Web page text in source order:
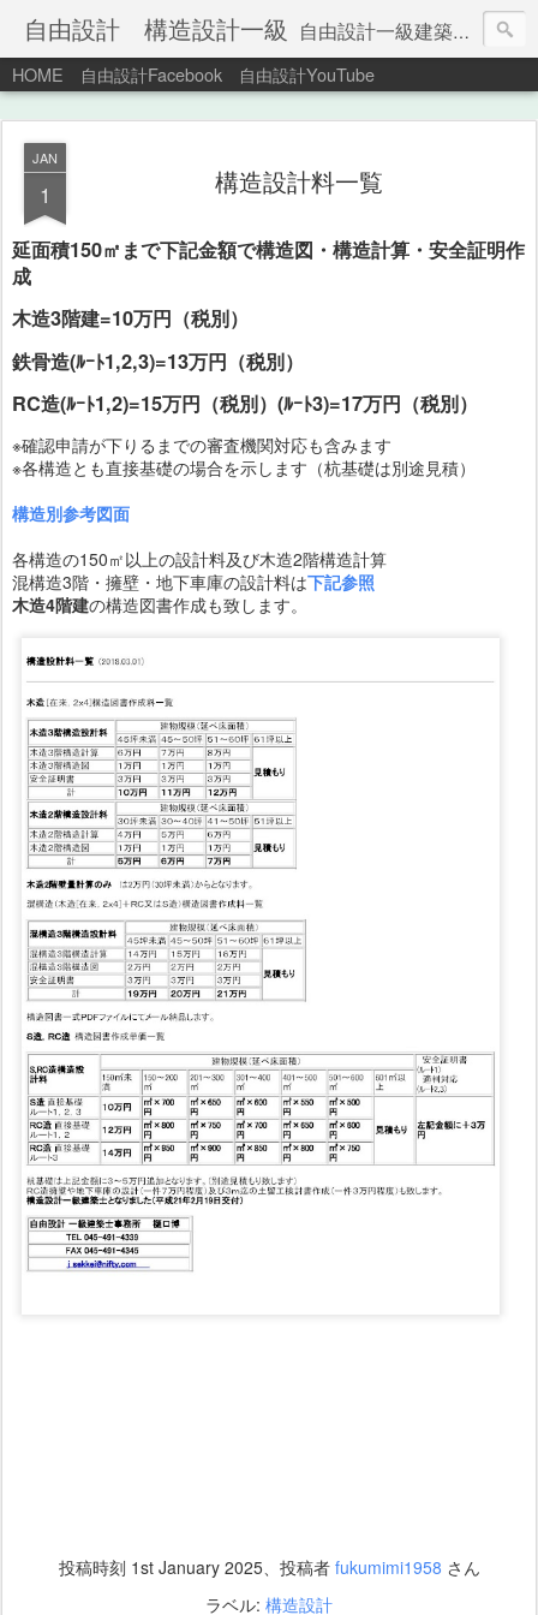
自由設計 構造設計一級 自由設計一級建築士事務所 j_sekkei@nifty.com 〒221-0803 横浜市神奈川区中丸45 ℡045-491-4339 樋口 博
HOME 自由設計Facebook 自由設計YouTube
JAN
1 構造設計料一覧
延面積150㎡まで下記金額で構造図・構造計算・安全証明作
成
木造3階建=10万円（税別）
鉄骨造(ﾙｰﾄ1,2,3)=13万円（税別）
RC造(ﾙｰﾄ1,2)=15万円（税別）(ﾙｰﾄ3)=17万円（税別）
※確認申請が下りるまでの審査機関対応も含みます
※各構造とも直接基礎の場合を示します（杭基礎は別途見積）
構造別参考図面
各構造の150㎡以上の設計料及び木造2階構造計算
混構造3階・擁壁・地下車庫の設計料は下記参照
木造4階建の構造図書作成も致します。
投稿時刻 1st January 2025、投稿者 fukumimi1958 さん
ラベル: 構造設計